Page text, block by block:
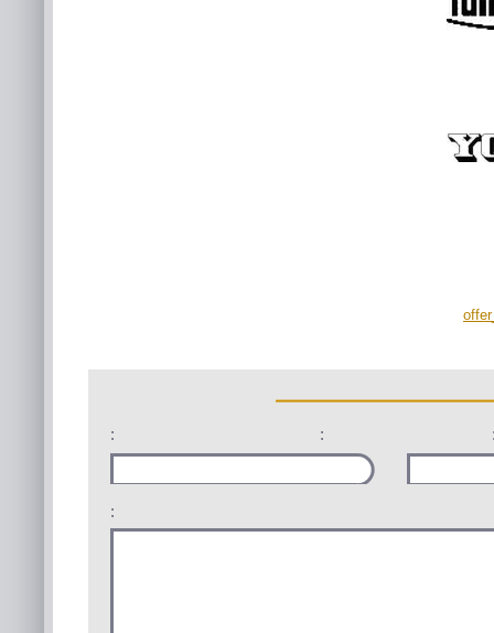
: :
: